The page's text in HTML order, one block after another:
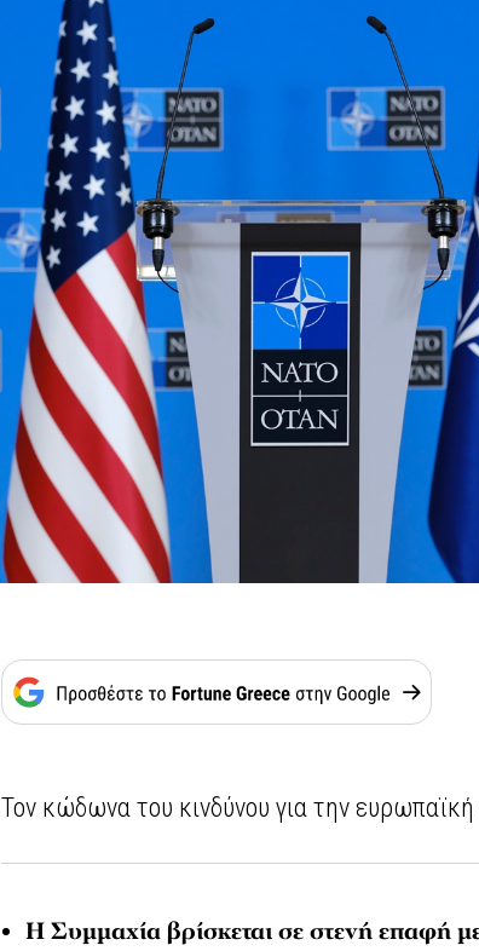
Τον κώδωνα του κινδύνου για την
Η Συμμαχία βρίσκεται σε στενή επαφή